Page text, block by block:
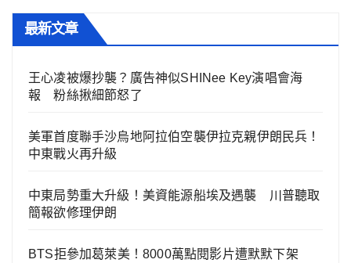
最新文章
王心凌被爆抄襲？廣告神似SHINee Key演唱會海
報 粉絲揪細節怒了
美軍首度聯手沙烏地阿拉伯空襲伊拉克親伊朗民兵！
中東戰火再升級
中東局勢重大升級！美資能源船埃及遇襲 川普聽取
簡報欲修理伊朗
BTS拒參加葛萊美！8000萬點閱影片遭默默下架